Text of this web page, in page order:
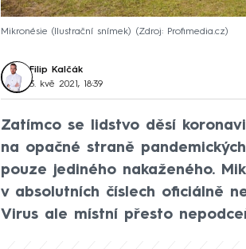
Mikronésie (Ilustrační snímek) Zdroj: Profimedia.cz
Filip Kalčák
3. kvě 2021, 18:39
Zatímco se lidstvo děsí
na opačné straně
pouze jediného nakaženého.
v absolutních číslech oficiálně
Virus ale místní přesto